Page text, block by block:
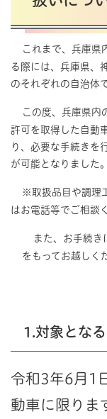
これまで、兵庫県
る際には、兵庫県、
のそれぞれの自治体
この度、兵庫県内
許可を取得した自動
り、必要な手続きを
が可能となりました。
※取扱品目や調理
はお電話等でご相談
また、お手続き
をもってお越しく
1.対象とな
令和3年6月1
動車に限りま